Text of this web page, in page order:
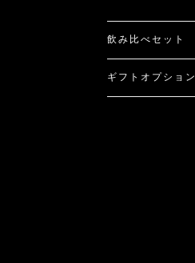
飲み比べセット
ギフトオプション